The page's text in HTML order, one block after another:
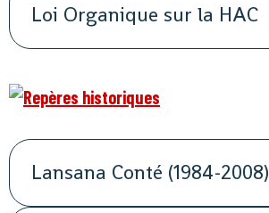
Loi Organique sur la HAC
Lansana Conté (1984-2008)